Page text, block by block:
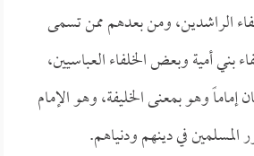
الراشدين، ومن بعدهم ممن تسمى
بني أمية وبعض الخلفاء العباسيين،
وهو بمعنى الخليفة، وهو الإمام
المسلمين في دينهم ودنياهم.